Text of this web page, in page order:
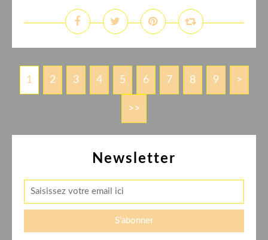
1 2 3 4 5 6 7 8 9 >
>>
Newsletter